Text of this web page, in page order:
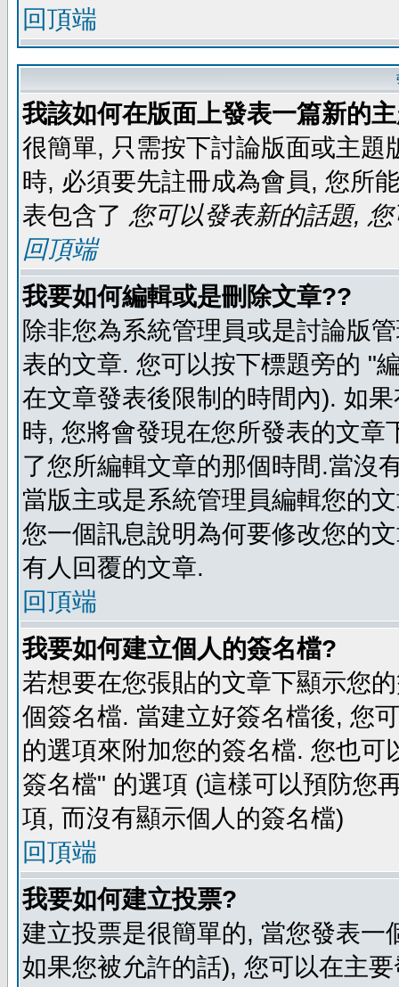
回頂端
我該如何在版面上發表一篇新的
很簡單, 只需按下討論版面或主
時, 必須要先註冊成為會員, 您所
表包含了 您可以發表新的話題,
回頂端
我要如何編輯或是刪除文章??
除非您為系統管理員或是討論版
表的文章. 您可以按下標題旁的 "
在文章發表後限制的時間內). 如
時, 您將會發現在您所發表的文
了您所編輯文章的那個時間.當沒
當版主或是系統管理員編輯您的
您一個訊息說明為何要修改您的
有人回覆的文章.
回頂端
我要如何建立個人的簽名檔?
若想要在您張貼的文章下顯示您
個簽名檔. 當建立好簽名檔後, 您
的選項來附加您的簽名檔. 您也
簽名檔" 的選項 (這樣可以預防您
項, 而沒有顯示個人的簽名檔)
回頂端
我要如何建立投票?
建立投票是很簡單的, 當您發表
如果您被允許的話), 您可以在主